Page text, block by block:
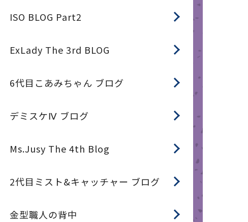
ISO BLOG Part2
ExLady The 3rd BLOG
6代目こあみちゃん ブログ
デミスケⅣ ブログ
Ms.Jusy The 4th Blog
2代目ミスト&キャッチャー ブログ
金型職人の背中